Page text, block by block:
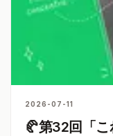
2026-07-11
🥐第32回「